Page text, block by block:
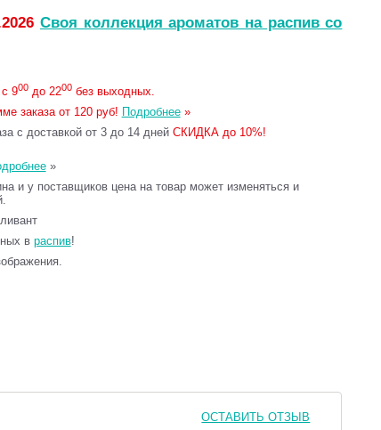
Своя коллекция ароматов на распив со
900до 2200без выходных.
заказа от 120 руб! Подробнее»
с доставкой от 3 до 14 дней СКИДКА до 10%!
»
и у поставщиков цена на товар может изменяться и
в распив!
ОСТАВИТЬ ОТЗЫВ